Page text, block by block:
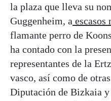
la plaza que lleva su
Guggenheim, a escasos
flamante perro de
ha contado con la
representantes de la
vasco, así como de
Diputación de Bizkaia